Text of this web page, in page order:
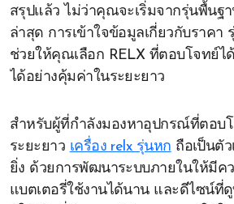
สรุปแล้ว ไม่ว่าคุณจะเริ่มจากรุ่นพื้นฐ
ล่าสุด การเข้าใจข้อมูลเกี่ยวกับราคา
ช่วยให้คุณเลือก RELX ที่ตอบโจทย์ไ
ได้อย่างคุ้มค่าในระยะยาว
สำหรับผู้ที่กำลังมองหาอุปกรณ์ที่ตอบ
ระยะยาว เครื่อง relx รุ่นหก ถือเป็นตั
ยิ่ง ด้วยการพัฒนาระบบภายในให้มีค
แบตเตอรี่ใช้งานได้นาน และดีไซน์ที่